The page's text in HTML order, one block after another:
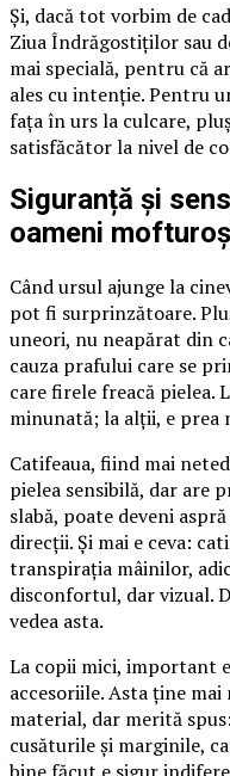
Și, dacă tot vorbim de
Ziua Îndrăgostiților sau
mai specială, pentru că
ales cu intenție. Pentru
fața în urs la culcare,
satisfăcător la nivel de
Siguranță și
oameni
Când ursul ajunge la
pot fi surprinzătoare.
uneori, nu neapărat din
cauza prafului care se
care firele freacă pielea.
minunată; la alții, e prea
Catifeaua, fiind mai
pielea sensibilă, dar are
slabă, poate deveni
direcții. Și mai e ceva:
transpirația mâinilor,
disconfortul, dar vizual.
vedea asta.
La copii mici, important
accesoriile. Asta ține
material, dar merită
cusăturile și marginile,